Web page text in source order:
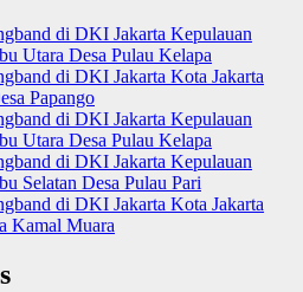
di DKI Jakarta Kepulauan
Utara Desa Pulau Kelapa
di DKI Jakarta Kota Jakarta
Papango
di DKI Jakarta Kepulauan
Utara Desa Pulau Kelapa
di DKI Jakarta Kepulauan
Selatan Desa Pulau Pari
di DKI Jakarta Kota Jakarta
Kamal Muara